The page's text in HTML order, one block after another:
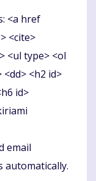
<a href
<cite>
<ul type> <ol
<h2 id>
id>
email
automatically.